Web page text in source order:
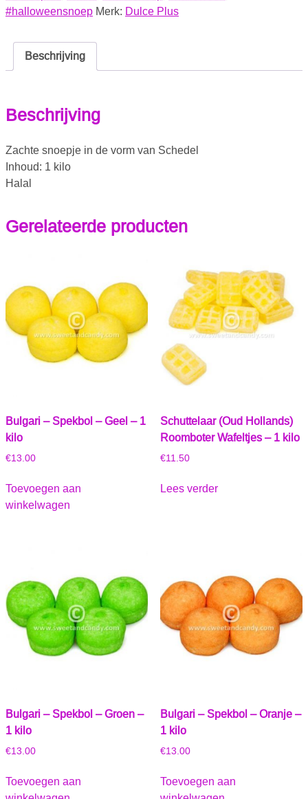
#halloweensnoep Merk: Dulce Plus
Beschrijving
Beschrijving
Zachte snoepje in de vorm van Schedel
Inhoud: 1 kilo
Halal
Gerelateerde producten
Bulgari – Spekbol – Geel – 1
kilo
€13.00
Toevoegen aan
winkelwagen
Schuttelaar (Oud Hollands)
Roomboter Wafeltjes – 1 kilo
€11.50
Lees verder
Bulgari – Spekbol – Groen –
1 kilo
€13.00
Toevoegen aan
Bulgari – Spekbol – Oranje –
1 kilo
€13.00
Toevoegen aan